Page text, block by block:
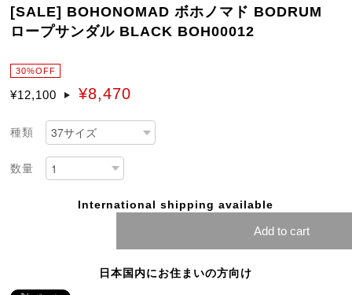
[SALE] BOHONOMAD ボホノマド BODRUM
ロープサンダル BLACK BOH00012
30%OFF
¥12,100 ¥8,470
種類
数量
International shipping available
Add to cart
日本国内にお住まいの方向け